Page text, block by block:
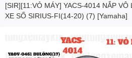
[SIR][11:VỎ MÁY] YACS-4014 NẮP
XE SỐ SIRIUS-FI(14-20) (7) [Yamaha]